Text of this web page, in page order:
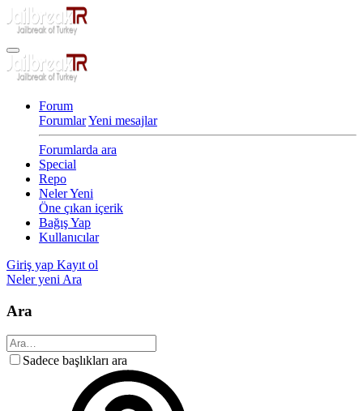
Forum
ForumlarYeni mesajlar
Forumlarda ara
Special
Repo
Neler Yeni
Öne çıkan içerik
Bağış Yap
Kullanıcılar
Giriş yap Kayıt ol
Neler yeni Ara
Ara
Sadece başlıkları ara